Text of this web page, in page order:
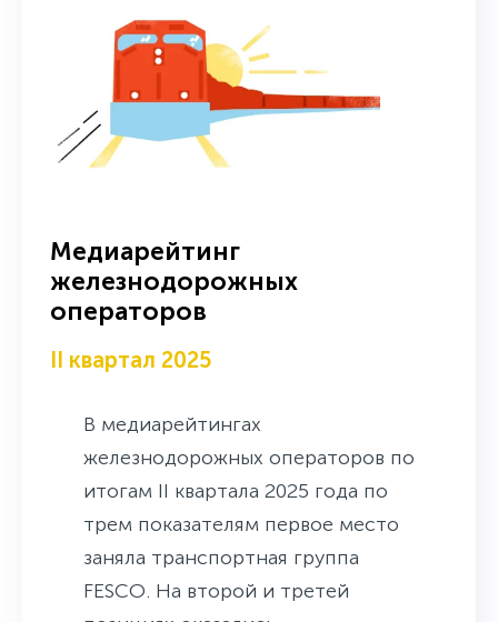
вновь оставшийся на третьем
месте по количеству
упоминаний, президент
строительной компании Dogma
генеральный директор
«ЮгСтройИнвест» Юрий Иванов
(второе место по индексу
директор «Синара-Девелопмент»
Медиарейтинг
железнодорожных
операторов
II квартал 2025
В медиарейтингах
железнодорожных операторов по
итогам II квартала 2025 года по
трем показателям первое место
заняла транспортная группа
FESCO. На второй и третей